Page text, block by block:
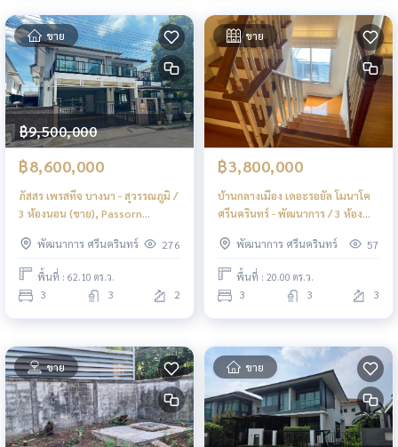
ขาย
฿9,500,000
฿8,600,000
ภัสสร เพรสทีจ บางนา - สุวรรณภูมิ /
3 ห้องนอน (ขาย), Passorn
Suvarnabhumi / 3 Bedrooms
(FOR SALE) POON041
พัฒนาการ ศรีนครินทร์ 276
พื้นที่ : 62.10 ตร.ว.
3 3 2
ขาย
฿3,800,000
บ้านกลางเมือง เดอะรอยัล โมนาโค
ศรีนครินทร์ - พัฒนาการ / 3 ห้อง
The Royal Monaco Srinakarin -
Pattanakarn / 3 Bedrooms (FOR
SALE) GNG185
พัฒนาการ ศรีนครินทร์ 57
พื้นที่ : 20.00 ตร.ว.
3 3 3
ขาย ขาย